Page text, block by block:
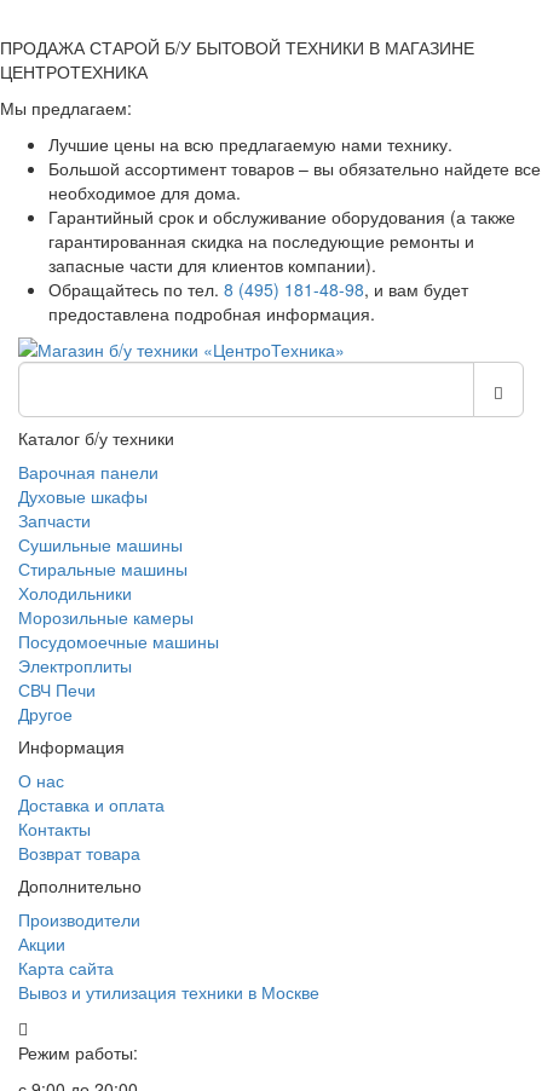
ПРОДАЖА СТАРОЙ Б/У БЫТОВОЙ ТЕХНИКИ В МАГАЗИНЕ
ЦЕНТРОТЕХНИКА
Мы предлагаем:
Лучшие цены на всю предлагаемую нами технику.
Большой ассортимент товаров – вы обязательно найдете все
необходимое для дома.
Гарантийный срок и обслуживание оборудования (а также
гарантированная скидка на последующие ремонты и
запасные части для клиентов компании).
Обращайтесь по тел. 8 (495) 181-48-98, и вам будет
предоставлена подробная информация.
Каталог б/у техники
Варочная панели
Духовые шкафы
Запчасти
Сушильные машины
Стиральные машины
Холодильники
Морозильные камеры
Посудомоечные машины
Электроплиты
СВЧ Печи
Другое
Информация
О нас
Доставка и оплата
Контакты
Возврат товара
Дополнительно
Производители
Акции
Карта сайта
Вывоз и утилизация техники в Москве
Режим работы: